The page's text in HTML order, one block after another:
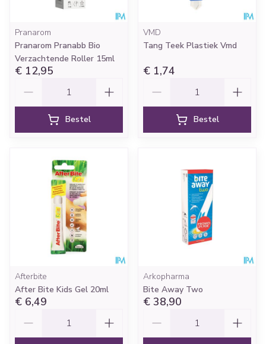
Pranarom
Pranarom Pranabb Bio
Verzachtende Roller 15ml
€ 12,95
Bestel
VMD
Tang Teek Plastiek Vmd
€ 1,74
Bestel
Afterbite
After Bite Kids Gel 20ml
€ 6,49
Arkopharma
Bite Away Two
€ 38,90